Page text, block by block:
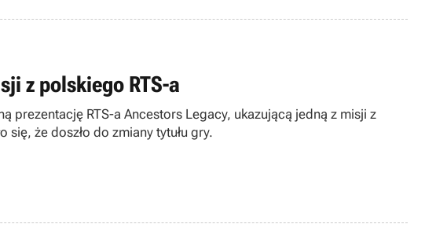
z polskiego RTS-a
prezentację RTS-a Ancestors Legacy, ukazującą jedną z misji z
że doszło do zmiany tytułu gry.